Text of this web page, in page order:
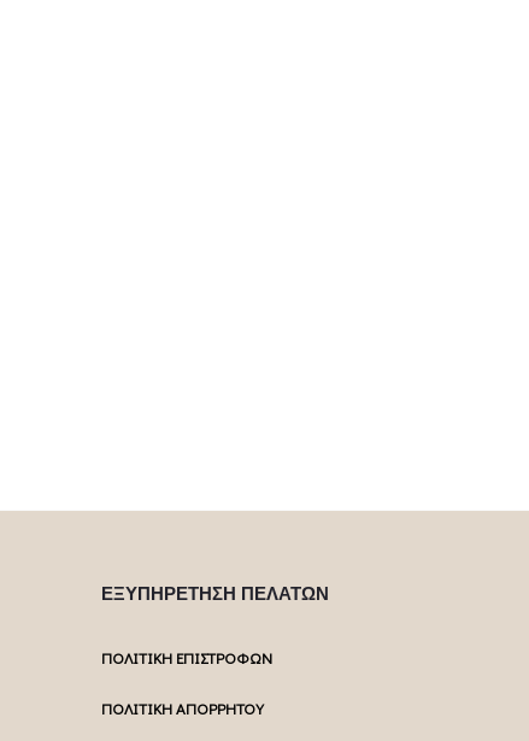
ΕΞΥΠΗΡΕΤΗΣΗ ΠΕΛΑΤΩΝ
ΠΟΛΙΤΙΚΗ ΕΠΙΣΤΡΟΦΩΝ
ΠΟΛΙΤΙΚΗ ΑΠΟΡΡΗΤΟΥ